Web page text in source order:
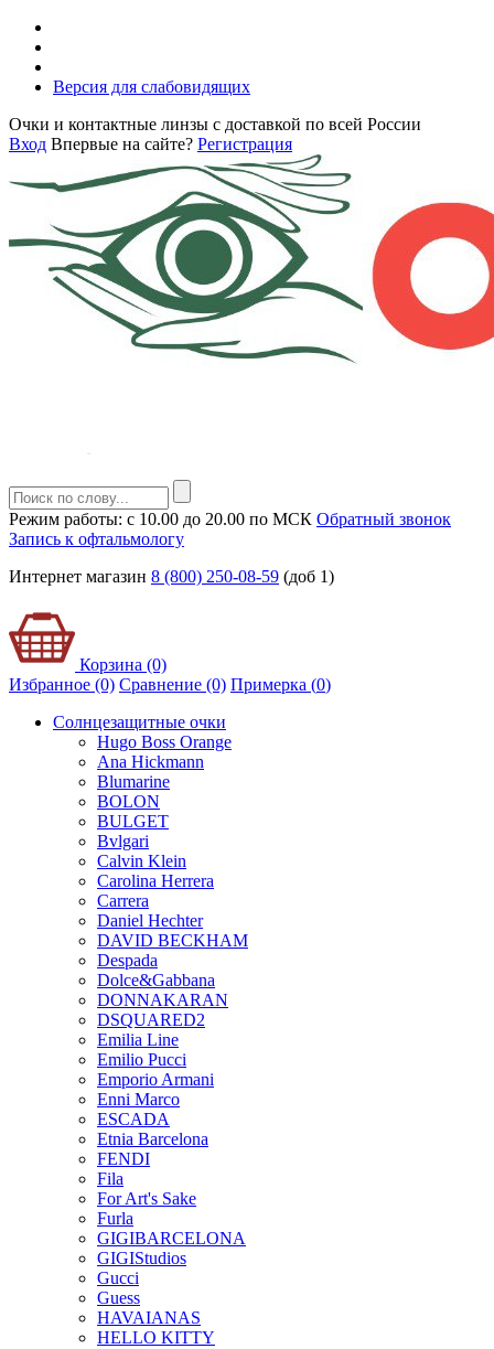
Версия для слабовидящих
Очки и контактные линзы с доставкой по всей России
Вход Впервые на сайте? Регистрация
Режим работы: с 10.00 до 20.00 по МСК Обратный звонок
Запись к офтальмологу
Интернет магазин 8 (800) 250-08-59 (доб 1)
Корзина (0)
Избранное (0) Сравнение (0) Примерка (0)
Солнцезащитные очки
Hugo Boss Orange
Ana Hickmann
Blumarine
BOLON
BULGET
Bvlgari
Calvin Klein
Carolina Herrera
Carrera
Daniel Hechter
DAVID BECKHAM
Despada
Dolce&Gabbana
DONNAKARAN
DSQUARED2
Emilia Line
Emilio Pucci
Emporio Armani
Enni Marco
ESCADA
Etnia Barcelona
FENDI
Fila
For Art's Sake
Furla
GIGIBARCELONA
GIGIStudios
Gucci
Guess
HAVAIANAS
HELLO KITTY